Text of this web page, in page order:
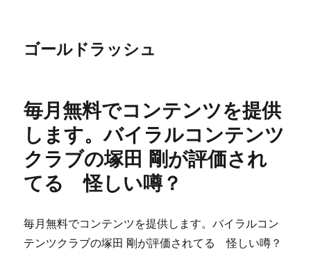
ゴールドラッシュ
毎月無料でコンテンツを提供
します。バイラルコンテンツ
クラブの塚田 剛が評価され
てる 怪しい噂？
毎月無料でコンテンツを提供します。バイラルコン
テンツクラブの塚田 剛が評価されてる 怪しい噂？